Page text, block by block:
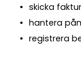
skicka
hantera
registrera